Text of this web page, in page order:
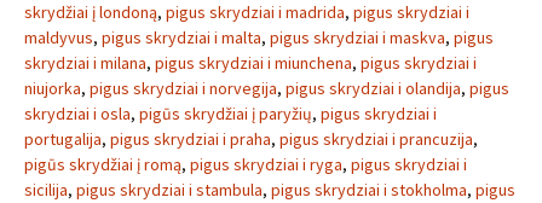
skrydžiai į londoną, pigus skrydziai i madrida, pigus skrydziai i
maldyvus, pigus skrydziai i malta, pigus skrydziai i maskva, pigus
skrydziai i milana, pigus skrydziai i miunchena, pigus skrydziai i
niujorka, pigus skrydziai i norvegija, pigus skrydziai i olandija, pigus
skrydziai i osla, pigūs skrydžiai į paryžių, pigus skrydziai i
portugalija, pigus skrydziai i praha, pigus skrydziai i prancuzija,
pigūs skrydžiai į romą, pigus skrydziai i ryga, pigus skrydziai i
sicilija, pigus skrydziai i stambula, pigus skrydziai i stokholma, pigus